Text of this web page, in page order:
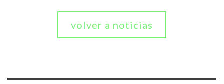
volver a noticias